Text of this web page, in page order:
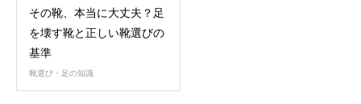
その靴、本当に大丈夫？足
を壊す靴と正しい靴選びの
基準
靴選び・足の知識